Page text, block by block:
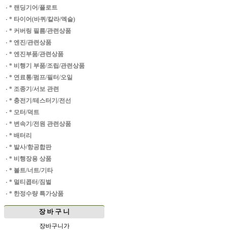
· * 랜딩기어/플로트
· * 타이어(바퀴/칼라/엑슬)
· * 커버링 필름/관련상품
· * 엔진/관련상품
· * 엔진부품/관련상품
· * 비행기 부품/조립/관련상품
· * 연료통/펌프/필터/오일
· * 조종기/서보 관련
· * 충전기/테스터기/전선
· * 모터/덕트
· * 변속기/전원 관련상품
· * 배터리
· * 발사/항공합판
· * 비행장용 상품
· * 볼트/너트/기타
· * 멀티콥터/짐벌
· * 한정수량 특가상품
장 바 구 니
장바구니가